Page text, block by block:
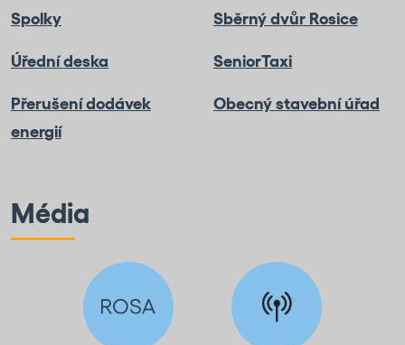
Spolky Sběrný dvůr Rosice
Úřední deska SeniorTaxi
Přerušení dodávek
energií
Obecný stavební úřad
Média